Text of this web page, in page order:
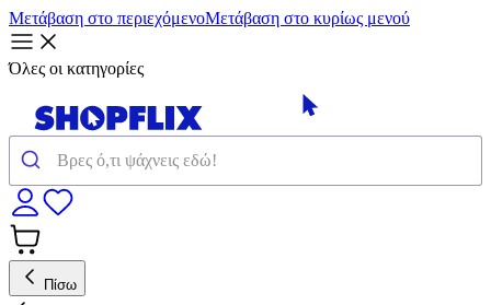
Μετάβαση στο περιεχόμενοΜετάβαση στο κυρίως μενού
Όλες οι κατηγορίες
Πίσω